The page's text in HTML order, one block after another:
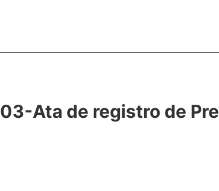
03-Ata de registro de